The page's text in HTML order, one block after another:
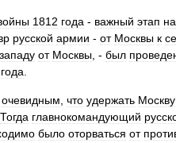
1812 года - важный этап на
русской армии - от Москвы к
западу от Москвы , - был
года
очевидным что удержать Москву
Тогда главнокомандующий
было оторваться от